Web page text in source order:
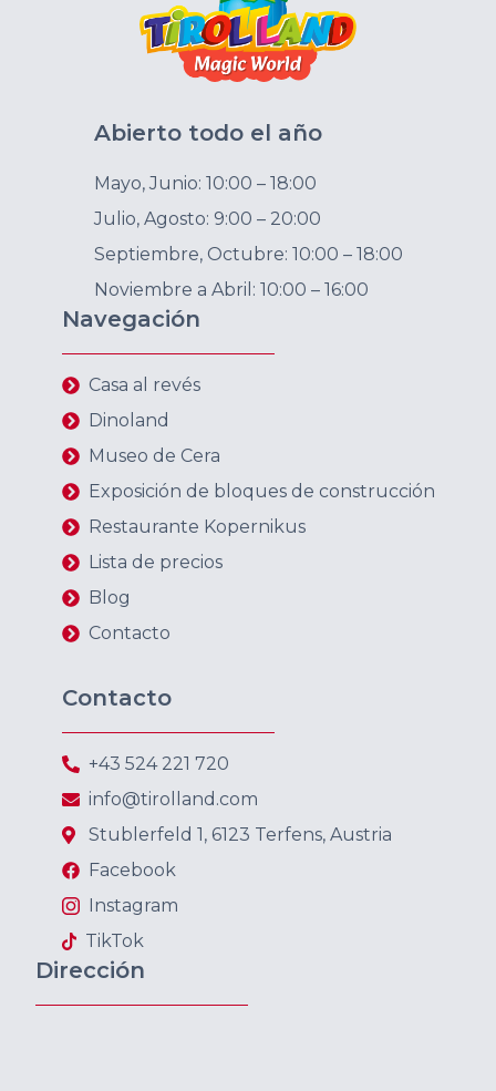
Abierto todo el año
Mayo, Junio: 10:00 – 18:00
Julio, Agosto: 9:00 – 20:00
Septiembre, Octubre: 10:00 – 18:00
Noviembre a Abril: 10:00 – 16:00
Navegación
Casa al revés
Dinoland
Museo de Cera
Exposición de bloques de construcción
Restaurante Kopernikus
Lista de precios
Blog
Contacto
Contacto
+43 524 221 720
info@tirolland.com
Stublerfeld 1, 6123 Terfens, Austria
Facebook
Instagram
TikTok
Dirección